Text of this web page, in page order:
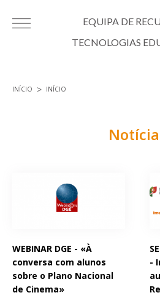
EQUIPA DE
TECNOLOGIAS
INÍCIO INÍCIO
WEBINAR DGE - «À
conversa com alunos
sobre o Plano Nacional
de Cinema»
-
Páginas